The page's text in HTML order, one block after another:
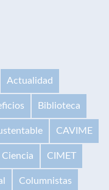
Actualidad
Biblioteca
CAVIME
Ciencia CIMET
Columnistas